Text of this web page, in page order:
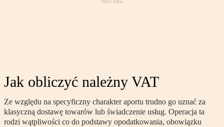
Jak obliczyć należny VAT
Ze względu na specyficzny charakter aportu trudno go uznać za
klasyczną dostawę towarów lub świadczenie usług. Operacja ta
rodzi wątpliwości co do podstawy opodatkowania, obowiązku